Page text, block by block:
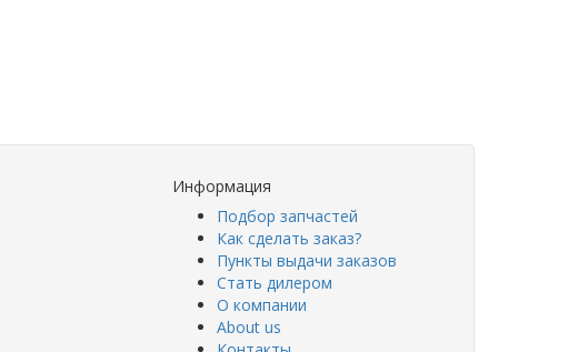
Информация
Подбор запчастей
Как сделать заказ?
Пункты выдачи заказов
Стать дилером
О компании
About us